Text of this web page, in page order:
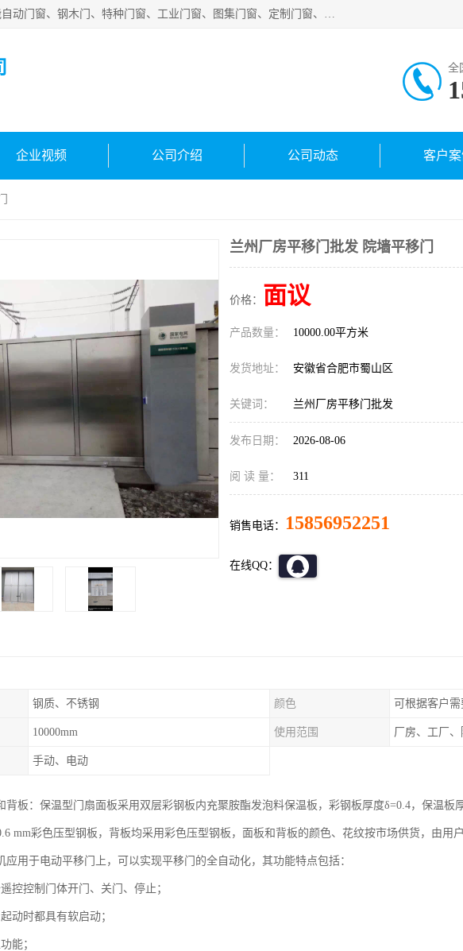
安徽吉运祥智能技术有限公司是一家钢大门厂家，公司集智能自动门窗、钢木门、特种门窗、工业门窗、图集门窗、定制门窗、非标门窗等通道产品的研发设计、制作、安装于一体的综合性、性高新技术企业。
全
企业视频 公司介绍 公司动态 客户案
兰州厂房平移门批发 院墙平移门
价格： 面议
产品数量： 10000.00平方米
发货地址： 安徽省合肥市蜀山区
关键词： 兰州厂房平移门批发
发布日期： 2026-08-06
阅 读 量： 311
销售电话： 15856952251
在线QQ：
钢质、不锈钢 颜色 可根据客户需
10000mm 使用范围 厂房、工厂、
手动、电动
背板：保温型门扇面板采用双层彩钢板内充聚胺酯发泡料保温板，彩钢板厚度δ=0.4，保温板
mm彩色压型钢板，背板均采用彩色压型钢板，面板和背板的颜色、花纹按市场供货，由用户
应用于电动平移门上，可以实现平移门的全自动化，其功能特点包括：
控控制门体开门、关门、停止；
动时都具有软启动；
能；